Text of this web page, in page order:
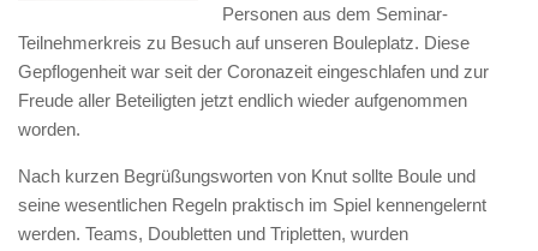
Personen aus dem Seminar-
Teilnehmerkreis zu Besuch auf unseren Bouleplatz. Diese
Gepflogenheit war seit der Coronazeit eingeschlafen und zur
Freude aller Beteiligten jetzt endlich wieder aufgenommen
worden.
Nach kurzen Begrüßungsworten von Knut sollte Boule und
seine wesentlichen Regeln praktisch im Spiel kennengelernt
werden. Teams, Doubletten und Tripletten, wurden